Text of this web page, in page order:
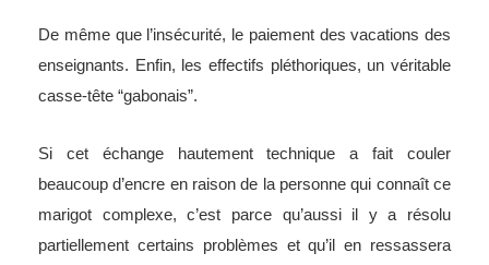
De même que l’insécurité, le paiement des vacations des
enseignants. Enfin, les effectifs pléthoriques, un véritable
casse-tête “gabonais”.
Si cet échange hautement technique a fait couler
beaucoup d’encre en raison de la personne qui connaît ce
marigot complexe, c’est parce qu’aussi il y a résolu
partiellement certains problèmes et qu’il en ressassera